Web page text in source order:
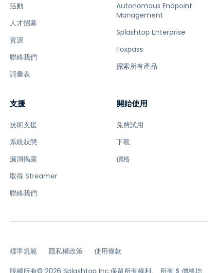
活動
人才招募
資源
聯絡我們
詞彙表
Autonomous Endpoint
Management
Splashtop Enterprise
Foxpass
探索所有產品
支援
技術支援
系統狀態
漏洞揭露
取得 Streamer
聯絡我們
開始使用
免費試用
下載
價格
標準規範 隱私權政策 使用條款
版權所有© 2026 Splashtop Inc.保留所有權利。 所有 $ 價格均